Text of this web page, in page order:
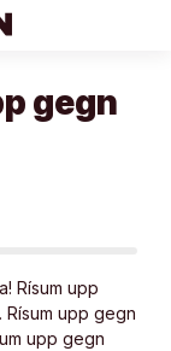
gegn
Rísum upp
upp gegn
upp gegn